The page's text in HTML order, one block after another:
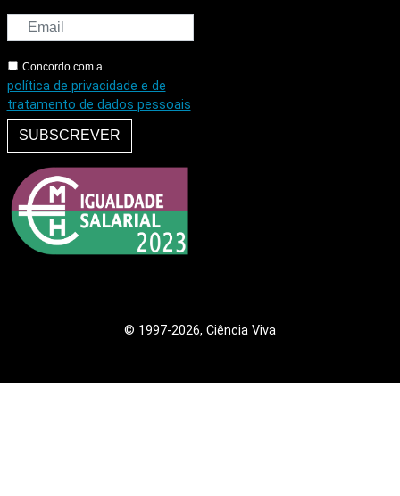
Concordo com a
política de privacidade e de
tratamento de dados pessoais
SUBSCREVER
© 1997-2026, Ciência Viva